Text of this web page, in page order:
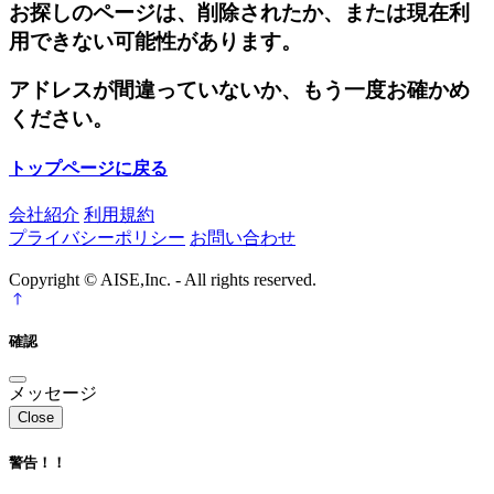
お探しのページは、削除されたか、または現在利
用できない可能性があります。
アドレスが間違っていないか、もう一度お確かめ
ください。
トップページに戻る
会社紹介 利用規約
プライバシーポリシー お問い合わせ
Copyright © AISE,Inc. - All rights reserved.
確認
メッセージ
Close
警告！！